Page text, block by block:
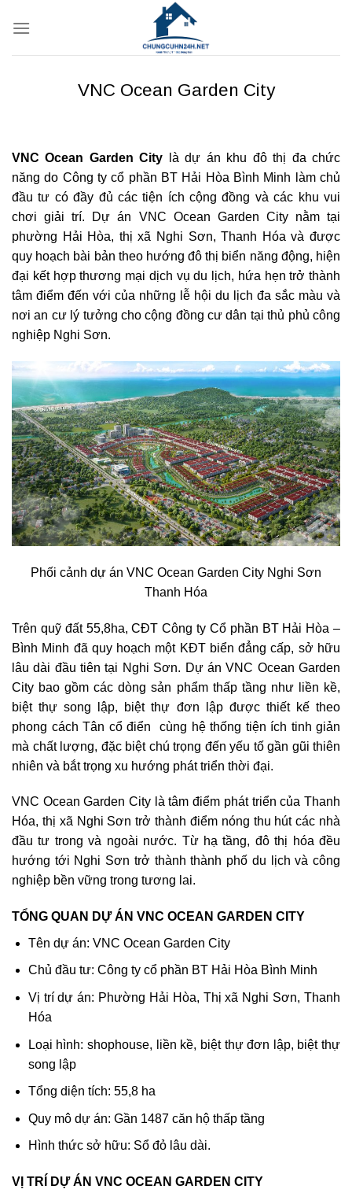
qua
VNC Ocean Garden City
VNC Ocean Garden City là dự án khu đô thị đa chức
năng do Công ty cổ phần BT Hải Hòa Bình Minh làm chủ
đầu tư có đầy đủ các tiện ích cộng đồng và các khu vui
chơi giải trí. Dự án VNC Ocean Garden City nằm tại
phường Hải Hòa, thị xã Nghi Sơn, Thanh Hóa và được
quy hoạch bài bản theo hướng đô thị biển năng động, hiện
đại kết hợp thương mại dịch vụ du lịch, hứa hẹn trở thành
tâm điểm đến với của những lễ hội du lịch đa sắc màu và
nơi an cư lý tưởng cho cộng đồng cư dân tại thủ phủ công
nghiệp Nghi Sơn.
Phối cảnh dự án VNC Ocean Garden City Nghi Sơn
Thanh Hóa
Trên quỹ đất 55,8ha, CĐT Công ty Cổ phần BT Hải Hòa –
Bình Minh đã quy hoạch một KĐT biển đẳng cấp, sở hữu
lâu dài đầu tiên tại Nghi Sơn. Dự án VNC Ocean Garden
City bao gồm các dòng sản phẩm thấp tầng như liền kề,
biệt thự song lập, biệt thự đơn lập được thiết kế theo
phong cách Tân cổ điển cùng hệ thống tiện ích tinh giản
mà chất lượng, đặc biệt chú trọng đến yếu tố gần gũi thiên
nhiên và bắt trọng xu hướng phát triển thời đại.
VNC Ocean Garden City là tâm điểm phát triển của Thanh
Hóa, thị xã Nghi Sơn trở thành điểm nóng thu hút các nhà
đầu tư trong và ngoài nước. Từ hạ tầng, đô thị hóa đều
hướng tới Nghi Sơn trở thành thành phố du lịch và công
nghiệp bền vững trong tương lai.
TỔNG QUAN DỰ ÁN VNC OCEAN GARDEN CITY
Tên dự án: VNC Ocean Garden City
Chủ đầu tư: Công ty cổ phần BT Hải Hòa Bình Minh
Vị trí dự án: Phường Hải Hòa, Thị xã Nghi Sơn, Thanh
Hóa
Loại hình: shophouse, liền kề, biệt thự đơn lập, biệt thự
song lập
Tổng diện tích: 55,8 ha
Quy mô dự án: Gần 1487 căn hộ thấp tầng
Hình thức sở hữu: Sổ đỏ lâu dài.
VỊ TRÍ DỰ ÁN VNC OCEAN GARDEN CITY